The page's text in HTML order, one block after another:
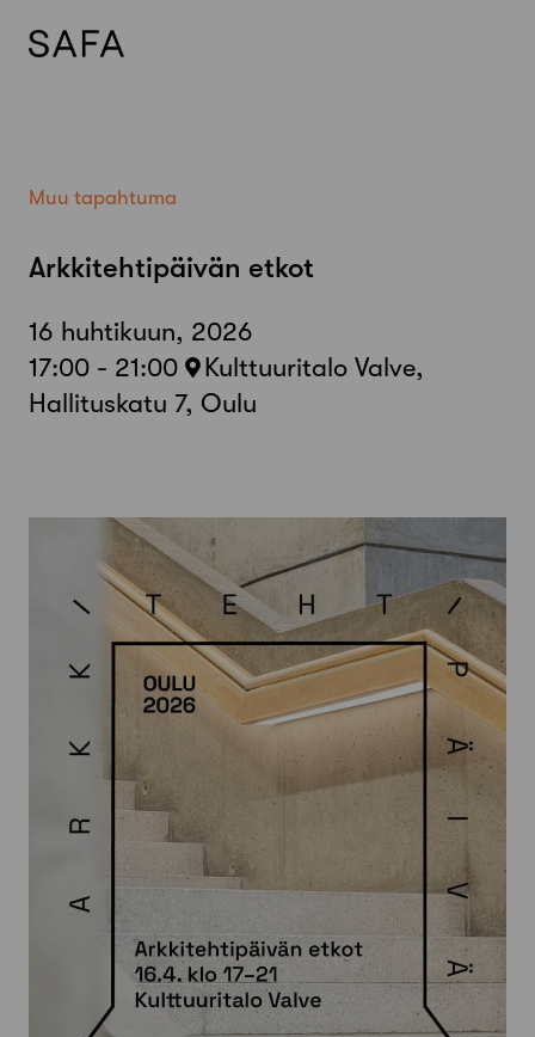
Muu tapahtuma
Arkkitehtipäivän etkot
16 huhtikuun, 2026
17:00 - 21:00
Kulttuuritalo Valve,
Hallituskatu 7, Oulu